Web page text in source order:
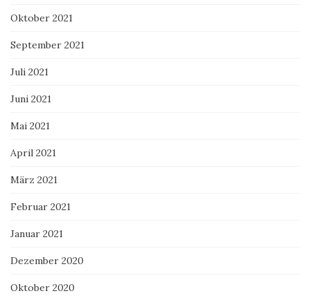
Oktober 2021
September 2021
Juli 2021
Juni 2021
Mai 2021
April 2021
März 2021
Februar 2021
Januar 2021
Dezember 2020
Oktober 2020